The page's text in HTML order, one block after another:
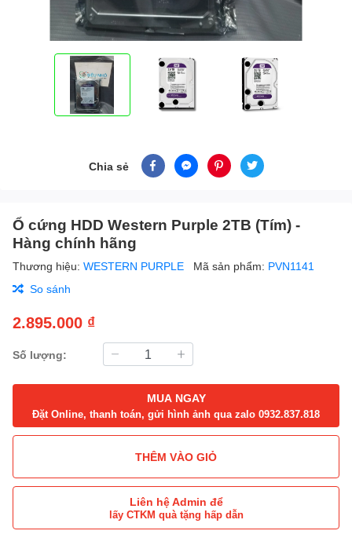
Chia sẻ
Ổ cứng HDD Western Purple 2TB (Tím) -
Hàng chính hãng
Thương hiệu: WESTERN PURPLE Mã sản phẩm: PVN1141
So sánh
2.895.000 ₫
Số lượng:
MUA NGAY
Đặt Online, thanh toán, gửi hình ảnh qua zalo 0932.837.818
THÊM VÀO GIỎ
Liên hệ Admin để
lấy CTKM quà tặng hấp dẫn